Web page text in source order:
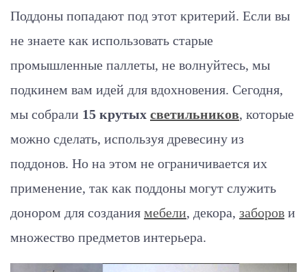
Поддоны попадают под этот критерий. Если вы
не знаете как использовать старые
промышленные паллеты, не волнуйтесь, мы
подкинем вам идей для вдохновения. Сегодня,
мы собрали 15 крутых светильников, которые
можно сделать, используя древесину из
поддонов. Но на этом не ограничивается их
применение, так как поддоны могут служить
донором для создания мебели, декора, заборов и
множество предметов интерьера.